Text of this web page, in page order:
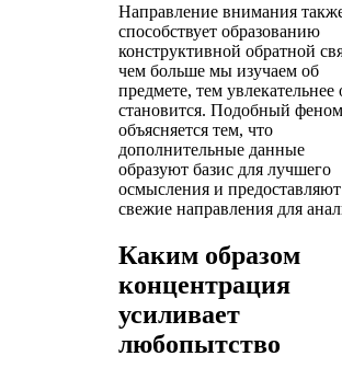
Направление внимания
способствует образованию
конструктивной обратной
чем больше мы изучаем об
предмете, тем увлекательнее
становится. Подобный
объясняется тем, что
дополнительные данные
образуют базис для лучшего
осмысления и предоставляют
свежие направления для
Каким образом
концентрация
усиливает
любопытство